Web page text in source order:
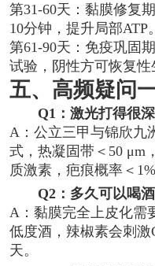
第31-60天：黏膜修复
10分钟，提升局部ATP。
第61-90天：免疫巩固
试验，阴性方可恢复性
五、高频疑问
Q1：激光打得很
A：公立三甲与锦欣九
式，热凝固带＜50 μm
质激素，疤痕概率＜1%
Q2：多久可以喝
A：黏膜完全上皮化需
低度酒，辣椒素会刺
天。